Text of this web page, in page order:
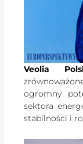
Veolia
ogromny
sektora
stabilności i